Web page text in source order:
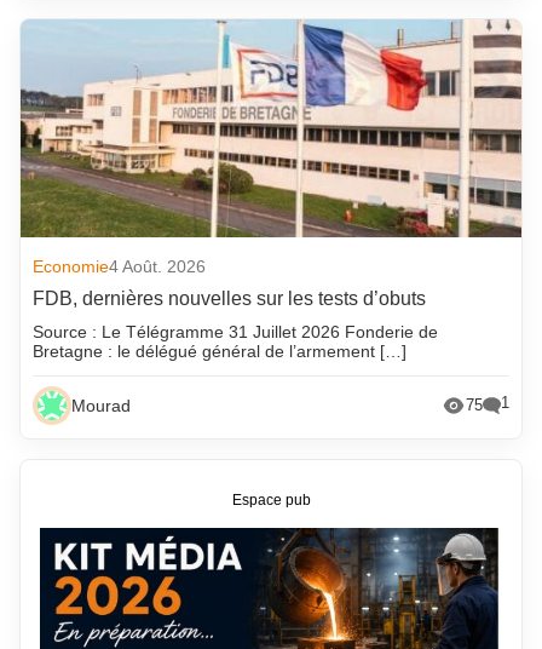
Economie4 Août. 2026
FDB, dernières nouvelles sur les tests d’obuts
Source : Le Télégramme 31 Juillet 2026 Fonderie de
Bretagne : le délégué général de l’armement […]
Mourad 75 1
Espace pub